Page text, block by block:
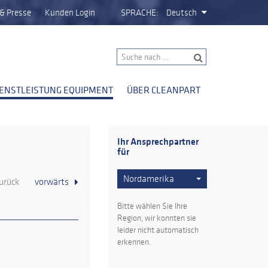
Presse Kunden Login SPRACHE: Deutsch
EQUIPMENT ÜBER CLEANPART
vorwärts
Ihr Ansprechpartner
für
Nordamerika
Bitte wählen Sie Ihre
Region, wir konnten sie
leider nicht automatisch
erkennen.